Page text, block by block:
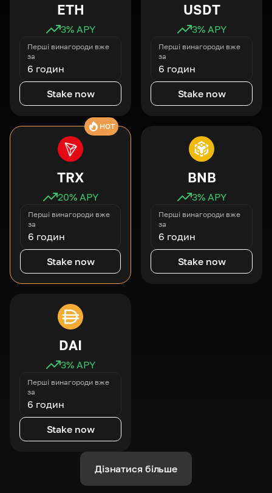
ETH
3% APY
Перші винагороди вже
за
6 годин
Stake now
USDT
3% APY
Перші винагороди вже
за
6 годин
Stake now
HOT
TRX
20% APY
Перші винагороди вже
за
6 годин
Stake now
BNB
3% APY
Перші винагороди вже
за
6 годин
Stake now
DAI
3% APY
Перші винагороди вже
за
6 годин
Stake now
Дізнатися більше